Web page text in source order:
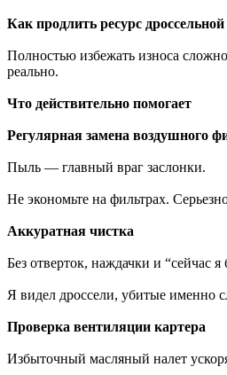
Как продлить ресурс дроссельной
Полностью избежать износа
реально.
Что действительно помогает
Регулярная замена воздушного
Пыль — главный враг заслонки.
Не экономьте на фильтрах.
Аккуратная чистка
Без отверток, наждачки и “сейчас я
Я видел дроссели, убитые именно
Проверка вентиляции картера
Избыточный масляный налет